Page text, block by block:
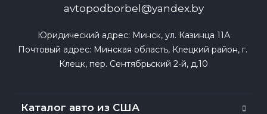
avtopodborbel@yandex.by
Юридический адрес: Минск, ул. Казинца 11А
Почтовый адрес: Минская область, Клецкий район, г.
Клецк, пер. Сентябрьский 2-й, д.10
Каталог авто из США